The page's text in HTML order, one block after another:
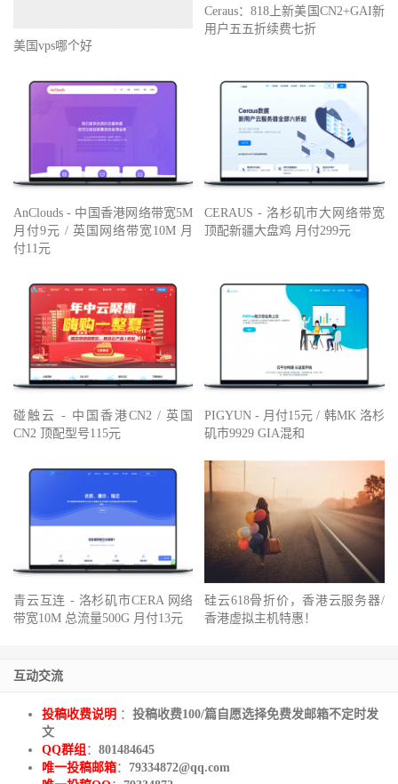
美国vps哪个好
Ceraus：818上新美国CN2+GAI新
用户五五折续费七折
AnClouds - 中国香港网络带宽5M
月付9元 / 英国网络带宽10M 月
付11元
CERAUS - 洛杉矶市大网络带宽
顶配新疆大盘鸡 月付299元
碰触云 - 中国香港CN2 / 英国
CN2 顶配型号115元
PIGYUN - 月付15元 / 韩MK 洛杉
矶市9929 GIA混和
青云互连 - 洛杉矶市CERA 网络
带宽10M 总流量500G 月付13元
硅云618骨折价，香港云服务器/
香港虚拟主机特惠！
互动交流
投稿收费说明 ： 投稿收费100/篇自愿选择免费发邮箱不定时发
文
QQ群组 ： 801484645
唯一投稿邮箱： 79334872@qq.com